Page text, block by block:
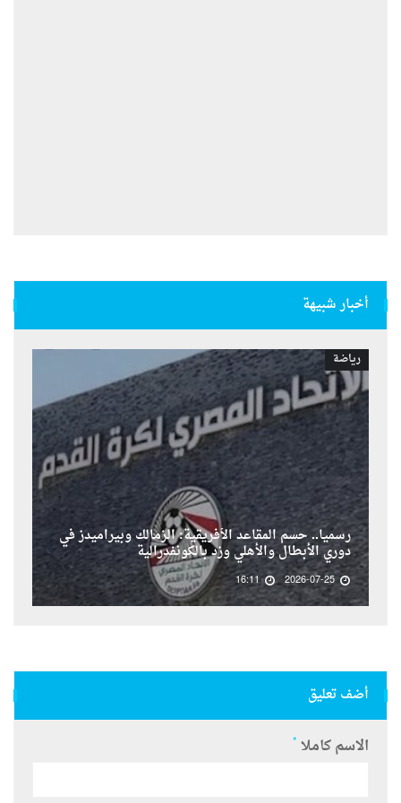
أخبار شبيهة
رياضة
رسمياً.. حسم المقاعد الأفريقية: الزمالك وبيراميدز في
دوري الأبطال والأهلي وزد بالكونفدرالية
2026-07-25
16:11
أضف تعليق
الاسم كاملا *